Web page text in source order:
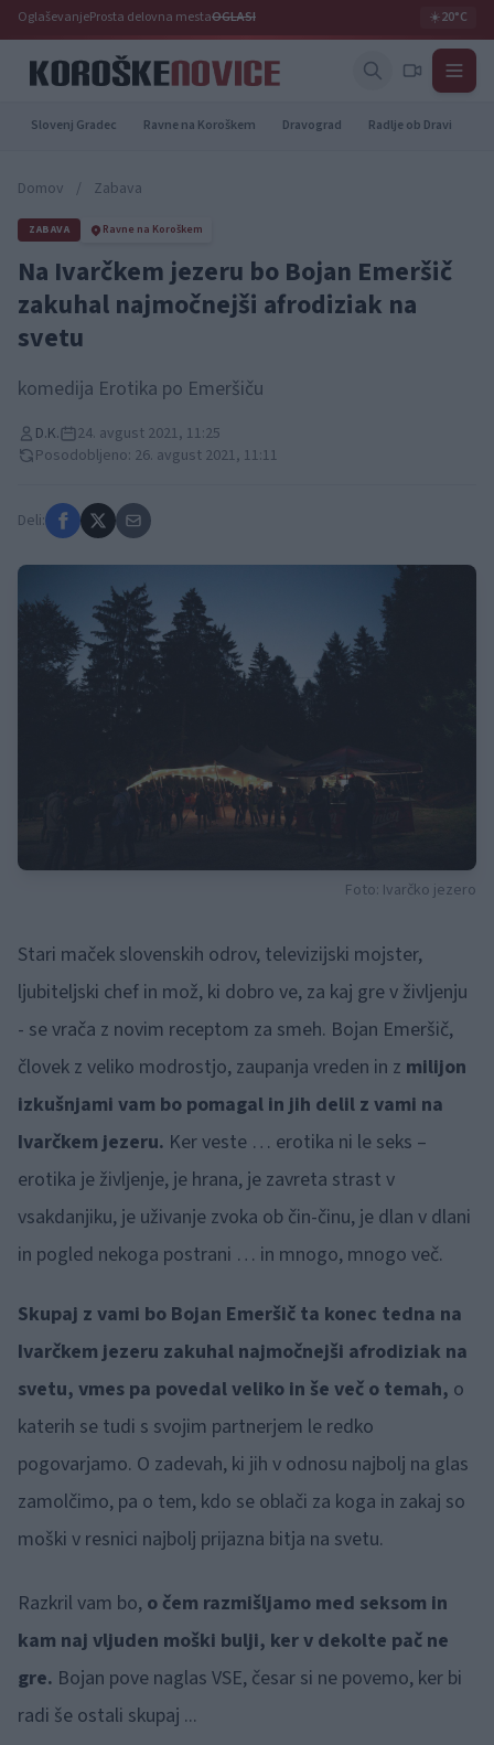
OglaševanjeProsta delovna mestaOGLASI ☀️20°C
Slovenj Gradec Ravne na Koroškem Dravograd Radlje ob Dravi
Domov / Zabava
ZABAVA Ravne na Koroškem
Na Ivarčkem jezeru bo Bojan Emeršič
zakuhal najmočnejši afrodiziak na
svetu
komedija Erotika po Emeršiču
D.K.
24. avgust 2021, 11:25
Posodobljeno: 26. avgust 2021, 11:11
Deli:
Foto: Ivarčko jezero
Stari maček slovenskih odrov, televizijski mojster,
ljubiteljski chef in mož, ki dobro ve, za kaj gre v življenju
- se vrača z novim receptom za smeh. Bojan Emeršič,
človek z veliko modrostjo, zaupanja vreden in z milijon
izkušnjami vam bo pomagal in jih delil z vami na
Ivarčkem jezeru. Ker veste … erotika ni le seks –
erotika je življenje, je hrana, je zavreta strast v
vsakdanjiku, je uživanje zvoka ob čin-činu, je dlan v dlani
in pogled nekoga postrani … in mnogo, mnogo več.
Skupaj z vami bo Bojan Emeršič ta konec tedna na
Ivarčkem jezeru zakuhal najmočnejši afrodiziak na
svetu, vmes pa povedal veliko in še več o temah, o
katerih se tudi s svojim partnerjem le redko
pogovarjamo. O zadevah, ki jih v odnosu najbolj na glas
zamolčimo, pa o tem, kdo se oblači za koga in zakaj so
moški v resnici najbolj prijazna bitja na svetu.
Razkril vam bo, o čem razmišljamo med seksom in
kam naj vljuden moški bulji, ker v dekolte pač ne
gre. Bojan pove naglas VSE, česar si ne povemo, ker bi
radi še ostali skupaj ...